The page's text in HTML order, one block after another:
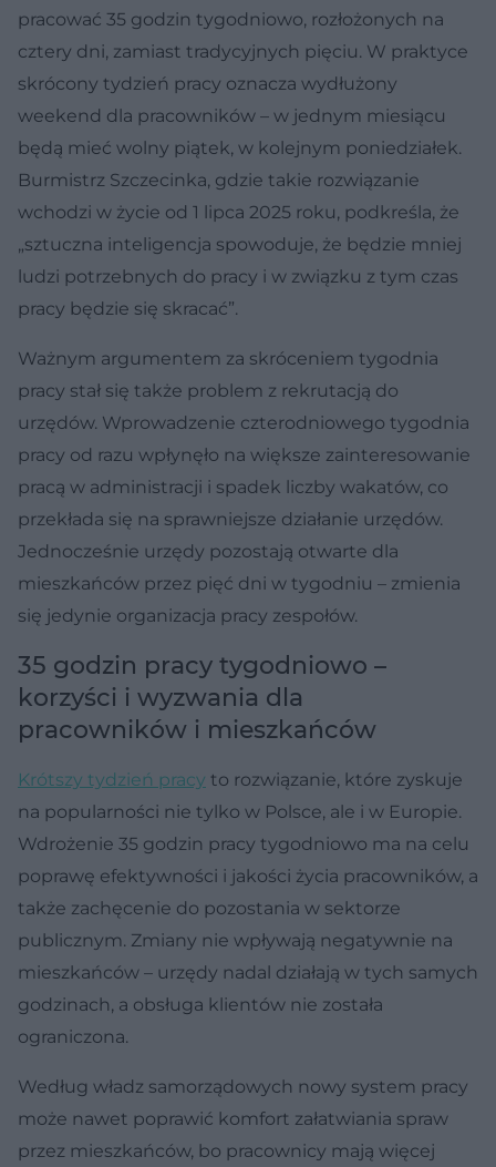
pracować 35 godzin tygodniowo, rozłożonych na
cztery dni, zamiast tradycyjnych pięciu. W praktyce
skrócony tydzień pracy oznacza wydłużony
weekend dla pracowników – w jednym miesiącu
będą mieć wolny piątek, w kolejnym poniedziałek.
Burmistrz Szczecinka, gdzie takie rozwiązanie
wchodzi w życie od 1 lipca 2025 roku, podkreśla, że
„sztuczna inteligencja spowoduje, że będzie mniej
ludzi potrzebnych do pracy i w związku z tym czas
pracy będzie się skracać”.
Ważnym argumentem za skróceniem tygodnia
pracy stał się także problem z rekrutacją do
urzędów. Wprowadzenie czterodniowego tygodnia
pracy od razu wpłynęło na większe zainteresowanie
pracą w administracji i spadek liczby wakatów, co
przekłada się na sprawniejsze działanie urzędów.
Jednocześnie urzędy pozostają otwarte dla
mieszkańców przez pięć dni w tygodniu – zmienia
się jedynie organizacja pracy zespołów.
35 godzin pracy tygodniowo –
korzyści i wyzwania dla
pracowników i mieszkańców
Krótszy tydzień pracy to rozwiązanie, które zyskuje
na popularności nie tylko w Polsce, ale i w Europie.
Wdrożenie 35 godzin pracy tygodniowo ma na celu
poprawę efektywności i jakości życia pracowników, a
także zachęcenie do pozostania w sektorze
publicznym. Zmiany nie wpływają negatywnie na
mieszkańców – urzędy nadal działają w tych samych
godzinach, a obsługa klientów nie została
ograniczona.
Według władz samorządowych nowy system pracy
może nawet poprawić komfort załatwiania spraw
przez mieszkańców, bo pracownicy mają więcej